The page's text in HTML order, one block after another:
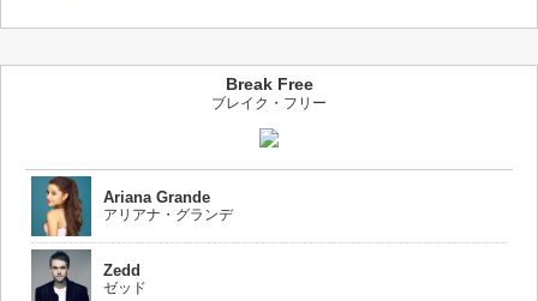
Break Free
ブレイク・フリー
Ariana Grande
アリアナ・グランデ
Zedd
ゼッド